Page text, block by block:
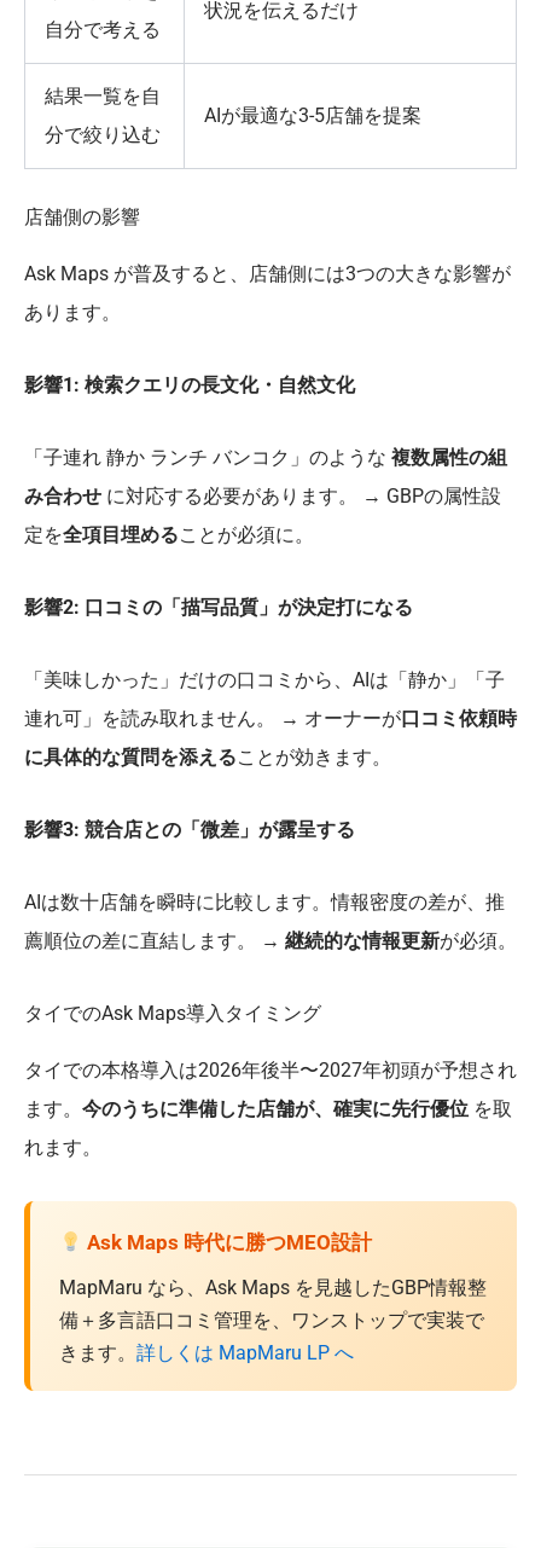
自分で考える
状況を伝えるだけ
結果一覧を自
分で絞り込む
AIが最適な3-5店舗を提案
店舗側の影響
Ask Maps が普及すると、店舗側には3つの大きな影響が
あります。
影響1: 検索クエリの長文化・自然文化
「子連れ 静か ランチ バンコク」のような 複数属性の組
み合わせ に対応する必要があります。 → GBPの属性設
定を全項目埋めることが必須に。
影響2: 口コミの「描写品質」が決定打になる
「美味しかった」だけの口コミから、AIは「静か」「子
連れ可」を読み取れません。 → オーナーが口コミ依頼時
に具体的な質問を添えることが効きます。
影響3: 競合店との「微差」が露呈する
AIは数十店舗を瞬時に比較します。情報密度の差が、推
薦順位の差に直結します。 → 継続的な情報更新が必須。
タイでのAsk Maps導入タイミング
タイでの本格導入は2026年後半〜2027年初頭が予想され
ます。 今のうちに準備した店舗が、確実に先行優位 を取
れます。
Ask Maps 時代に勝つMEO設計
MapMaru なら、Ask Maps を見越したGBP情報整
備＋多言語口コミ管理を、ワンストップで実装で
きます。 詳しくは MapMaru LP へ